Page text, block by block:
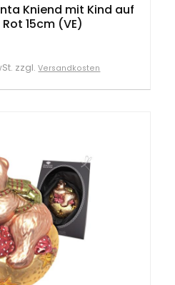
Kniend mit Kind auf
15cm (VE)
zzgl.Versandkosten